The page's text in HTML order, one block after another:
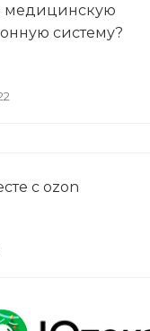
медицинскую
систему?
с ozon